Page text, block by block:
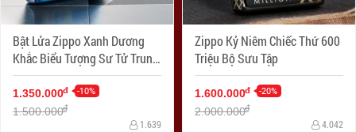
Bật Lửa Zippo Xanh Dương
Khắc Biểu Tượng Sư Tử Trung
Cổ
1.350.000đ -10%
1.500.000đ
1.639
Zippo Kỷ Niêm Chiếc Thứ 600
Triệu Bộ Sưu Tập
1.600.000đ -20%
2.000.000đ
4.042